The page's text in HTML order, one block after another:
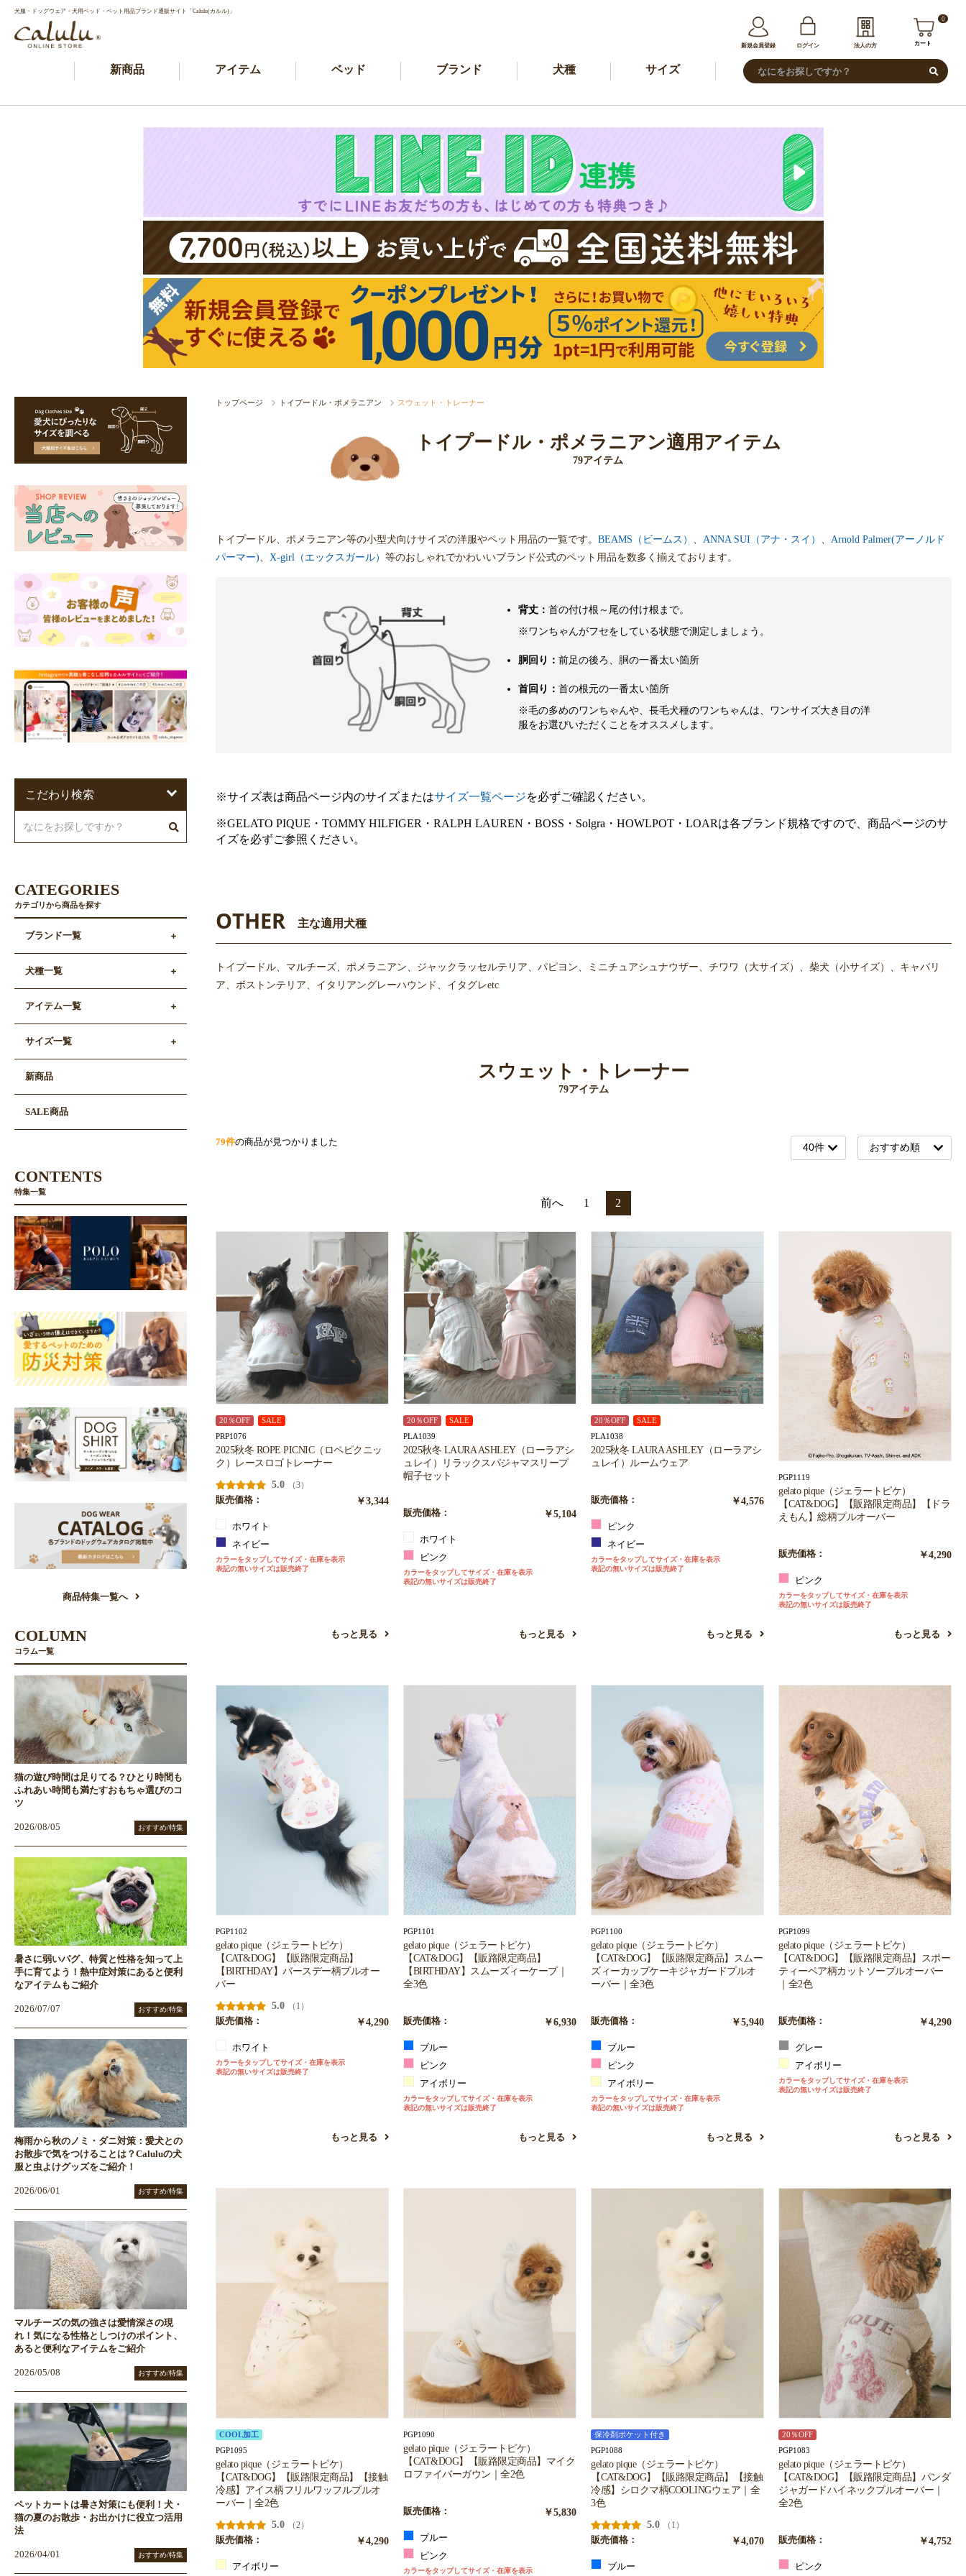
犬服・ドッグウェア・犬用ベッド・ペット用品ブランド通販サイト「Calulu(カルル)」
新規会員登録 ログイン 法人の方
0
カート
新商品 アイテム ベッド ブランド 犬種 サイズ
トップページ トイプードル・ポメラニアン スウェット・トレーナー
トイプードル・ポメラニアン適用アイテム
79アイテム
トイプードル、ポメラニアン等の小型犬向けサイズの洋服やペット用品の一覧です。 BEAMS（ビームス） 、 ANNA SUI（アナ・スイ） 、 Arnold Palmer(アーノルド
パーマー)、 X-girl（エックスガール） 等のおしゃれでかわいいブランド公式のペット用品を数多く揃えております。
背丈： 首の付け根～尾の付け根まで。
※ワンちゃんがフセをしている状態で測定しましょう。
胴回り： 前足の後ろ、胴の一番太い箇所
首回り： 首の根元の一番太い箇所
※毛の多めのワンちゃんや、長毛犬種のワンちゃんは、ワンサイズ大き目の洋
服をお選びいただくことをオススメします。
※サイズ表は商品ページ内のサイズまたはサイズ一覧ページを必ずご確認ください。
※GELATO PIQUE・TOMMY HILFIGER・RALPH LAUREN・BOSS・Solgra・HOWLPOT・LOARは各ブランド規格ですので、商品ページのサ
イズを必ずご参照ください。
OTHER 主な適用犬種
トイプードル、マルチーズ、ポメラニアン、ジャックラッセルテリア、パピヨン、ミニチュアシュナウザー、チワワ（大サイズ）、柴犬（小サイズ）、キャバリ
ア、ボストンテリア、イタリアングレーハウンド、イタグレetc
スウェット・トレーナー
79アイテム
79件の商品が見つかりました
前へ 1 2
20％OFF SALE
PRP1076
2025秋冬 ROPE PICNIC（ロペピクニッ
ク）レースロゴトレーナー
5.0
（3）
販売価格：
￥3,344
ホワイト
ネイビー
カラーをタップしてサイズ・在庫を表示
表記の無いサイズは販売終了
もっと見る
20％OFF SALE
PLA1039
2025秋冬 LAURA ASHLEY（ローラアシ
ュレイ）リラックスパジャマスリープ
帽子セット
販売価格： ￥5,104
ホワイト
ピンク
カラーをタップしてサイズ・在庫を表示
表記の無いサイズは販売終了
もっと見る
20％OFF SALE
PLA1038
2025秋冬 LAURA ASHLEY（ローラアシ
ュレイ）ルームウェア
販売価格： ￥4,576
ピンク
ネイビー
カラーをタップしてサイズ・在庫を表示
表記の無いサイズは販売終了
もっと見る
PGP1119
gelato pique（ジェラートピケ）
【CAT&DOG】【販路限定商品】【ドラ
えもん】総柄プルオーバー
販売価格： ￥4,290
ピンク
カラーをタップしてサイズ・在庫を表示
表記の無いサイズは販売終了
もっと見る
PGP1102
gelato pique（ジェラートピケ）
【CAT&DOG】【販路限定商品】
【BIRTHDAY】バースデー柄プルオー
バー
5.0
（1）
販売価格：
￥4,290
ホワイト
カラーをタップしてサイズ・在庫を表示
表記の無いサイズは販売終了
もっと見る
PGP1101
gelato pique（ジェラートピケ）
【CAT&DOG】【販路限定商品】
【BIRTHDAY】スムーズィーケープ｜
全3色
販売価格： ￥6,930
ブルー
ピンク
アイボリー
カラーをタップしてサイズ・在庫を表示
表記の無いサイズは販売終了
もっと見る
PGP1100
gelato pique（ジェラートピケ）
【CAT&DOG】【販路限定商品】スムー
ズィーカップケーキジャガードプルオ
ーバー｜全3色
販売価格： ￥5,940
ブルー
ピンク
アイボリー
カラーをタップしてサイズ・在庫を表示
表記の無いサイズは販売終了
もっと見る
PGP1099
gelato pique（ジェラートピケ）
【CAT&DOG】【販路限定商品】スポー
ティーベア柄カットソープルオーバー
｜全2色
販売価格： ￥4,290
グレー
アイボリー
カラーをタップしてサイズ・在庫を表示
表記の無いサイズは販売終了
もっと見る
COOL加工
PGP1095
gelato pique（ジェラートピケ）
【CAT&DOG】【販路限定商品】【接触
冷感】アイス柄フリルワッフルプルオ
ーバー｜全2色
5.0
（2）
販売価格：
￥4,290
アイボリー
PGP1090
gelato pique（ジェラートピケ）
【CAT&DOG】【販路限定商品】マイク
ロファイバーガウン｜全2色
販売価格： ￥5,830
ブルー
ピンク
カラーをタップしてサイズ・在庫を表示
保冷剤ポケット付き
PGP1088
gelato pique（ジェラートピケ）
【CAT&DOG】【販路限定商品】【接触
冷感】シロクマ柄COOLINGウェア｜全
3色
5.0
（1）
販売価格：
￥4,070
ブルー
20％OFF
PGP1083
gelato pique（ジェラートピケ）
【CAT&DOG】【販路限定商品】パンダ
ジャガードハイネックプルオーバー｜
全2色
販売価格： ￥4,752
ピンク
こだわり検索
CATEGORIES
カテゴリから商品を探す
ブランド一覧
犬種一覧
アイテム一覧
サイズ一覧
新商品
SALE商品
CONTENTS
特集一覧
商品特集一覧へ
COLUMN
コラム一覧
猫の遊び時間は足りてる？ひとり時間も
ふれあい時間も満たすおもちゃ選びのコ
ツ
2026/08/05 おすすめ/特集
暑さに弱いパグ、特質と性格を知って上
手に育てよう！熱中症対策にあると便利
なアイテムもご紹介
2026/07/07 おすすめ/特集
梅雨から秋のノミ・ダニ対策：愛犬との
お散歩で気をつけることは？Caluluの犬
服と虫よけグッズをご紹介！
2026/06/01 おすすめ/特集
マルチーズの気の強さは愛情深さの現
れ！気になる性格としつけのポイント、
あると便利なアイテムをご紹介
2026/05/08 おすすめ/特集
ペットカートは暑さ対策にも便利！犬・
猫の夏のお散歩・お出かけに役立つ活用
法
2026/04/01 おすすめ/特集